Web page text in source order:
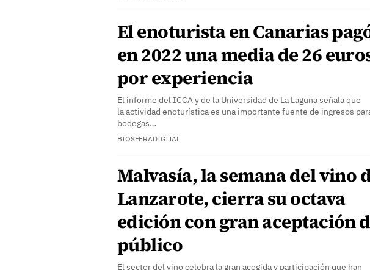
El enoturista en Canarias
en 2022 una media de 26
por experiencia
El informe del ICCA y de la Universidad de La Laguna señala que
la actividad enoturística es una importante fuente de ingresos
bodegas…
BIOSFERADIGITAL
Malvasía, la semana del vino
Lanzarote, cierra su octava
edición con gran aceptación
público
El sector del vino celebra la gran acogida y participación que han